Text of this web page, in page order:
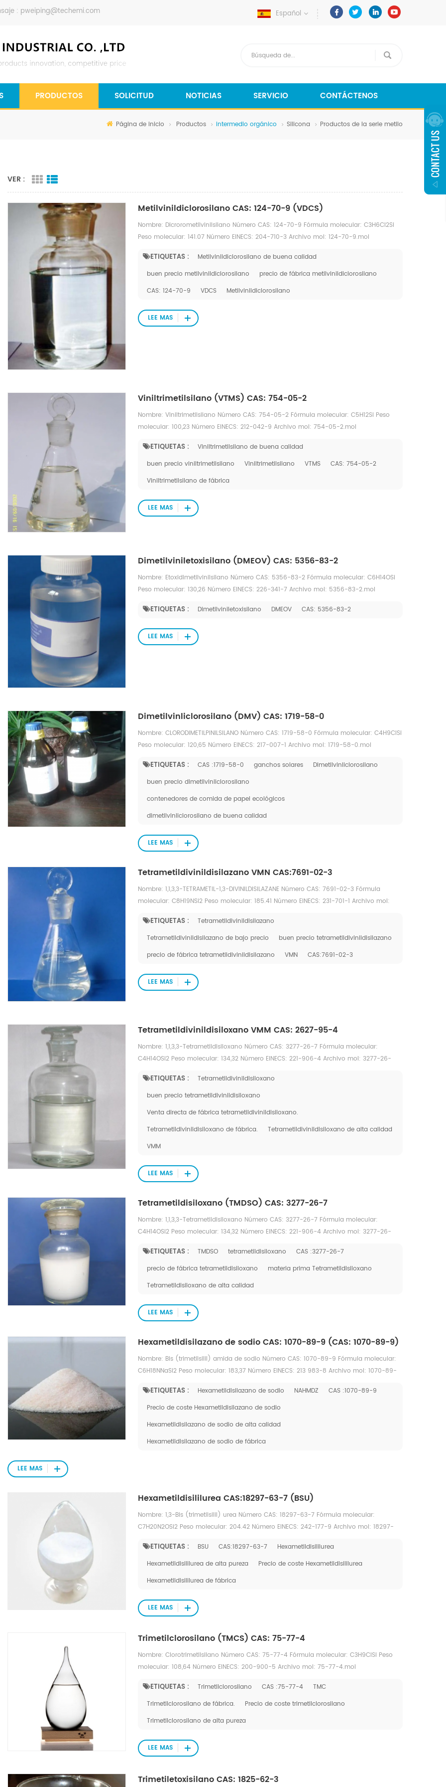
: pweiping@techemi.com Español
PRODUCTOS SOLICITUD NOTICIAS SERVICIO CONTÁCTENOS
Página de inicio Productos intermedio orgánico Silicona Productos de la serie metilo
VER :
Metilvinildiclorosilano CAS: 124-70-9 (VDCS)
Nombre: Dicrorometilvinilsilano Número CAS: 124-70-9 Fórmula molecular: C3H6Cl2Si
Peso molecular: 141.07 Número EINECS: 204-710-3 Archivo mol: 124-70-9.mol
ETIQUETAS :
Metilvinildiclorosilano de buena calidad
buen precio metilvinildiclorosilano
precio de fábrica metilvinildiclorosilano
CAS: 124-70-9
VDCS Metilvinildiclorosilano
LEE MAS
Viniltrimetilsilano (VTMS) CAS: 754-05-2
Nombre: Viniltrimetilsilano Número CAS: 754-05-2 Fórmula molecular: C5H12Si Peso
molecular: 100,23 Número EINECS: 212-042-9 Archivo mol: 754-05-2.mol
ETIQUETAS :
Viniltrimetilsilano de buena calidad
buen precio viniltrimetilsilano
Viniltrimetilsilano VTMS
CAS: 754-05-2
Viniltrimetilsilano de fábrica
LEE MAS
Dimetilviniletoxisilano (DMEOV) CAS: 5356-83-2
Nombre: Etoxidimetilvinilsilano Número CAS: 5356-83-2 Fórmula molecular: C6H14OSi
Peso molecular: 130,26 Número EINECS: 226-341-7 Archivo mol: 5356-83-2.mol
ETIQUETAS : Dimetilviniletoxisilano DMEOV CAS: 5356-83-2
LEE MAS
Dimetilvinliclorosilano (DMV) CAS: 1719-58-0
Nombre: CLORODIMETILPINILSILANO Número CAS: 1719-58-0 Fórmula molecular: C4H9ClSi
Peso molecular: 120,65 Número EINECS: 217-007-1 Archivo mol: 1719-58-0.mol
ETIQUETAS : CAS :1719-58-0 ganchos solares
Dimetilvinliclorosilano
buen precio dimetilvinliclorosilano
contenedores de comida de papel ecológicos
dimetilvinliclorosilano de buena calidad
LEE MAS
Tetrametildivinildisilazano VMN CAS:7691-02-3
Nombre: 1,1,3,3-TETRAMETIL-1,3-DIVINILDISILAZANE Número CAS: 7691-02-3 Fórmula
molecular: C8H19NSi2 Peso molecular: 185.41 Número EINECS: 231-701-1 Archivo mol:
ETIQUETAS :
Tetrametildivinildisilazano
Tetrametildivinildisilazano de bajo precio
buen precio tetrametildivinildisilazano
precio de fábrica tetrametildivinildisilazano
VMN CAS:7691-02-3
LEE MAS
Tetrametildivinildisiloxano VMM CAS: 2627-95-4
Nombre: 1,1,3,3-Tetrametildisiloxano Número CAS: 3277-26-7 Fórmula molecular:
C4H14OSi2 Peso molecular: 134,32 Número EINECS: 221-906-4 Archivo mol: 3277-26-
ETIQUETAS :
Tetrametildivinildisiloxano
buen precio tetrametildivinildisiloxano
Venta directa de fábrica tetrametildivinildisiloxano.
Tetrametildivinildisiloxano de fábrica.
Tetrametildivinildisiloxano de alta calidad
VMM
LEE MAS
Tetrametildisiloxano (TMDSO) CAS: 3277-26-7
Nombre: 1,1,3,3-Tetrametildisiloxano Número CAS: 3277-26-7 Fórmula molecular:
C4H14OSi2 Peso molecular: 134,32 Número EINECS: 221-906-4 Archivo mol: 3277-26-
ETIQUETAS : TMDSO tetrametildisiloxano
CAS :3277-26-7
precio de fábrica tetrametildisiloxano
materia prima Tetrametildisiloxano
Tetrametildisiloxano de alta calidad
LEE MAS
Hexametildisilazano de sodio CAS: 1070-89-9 (CAS: 1070-89-9)
Nombre: Bis (trimetilsilil) amida de sodio Número CAS: 1070-89-9 Fórmula molecular:
C6H18NNaSi2 Peso molecular: 183,37 Número EINECS: 213 983-8 Archivo mol: 1070-89-
ETIQUETAS : Hexametildisilazano de sodio NAHMDZ
CAS :1070-89-9
Precio de coste Hexametildisilazano de sodio
Hexametildisilazano de sodio de alta calidad
Hexametildisilazano de sodio de fábrica
LEE MAS
Hexametildisililurea CAS:18297-63-7 (BSU)
Nombre: 1,3-Bis (trimetilsilil) urea Número CAS: 18297-63-7 Fórmula molecular:
C7H20N2OSi2 Peso molecular: 204.42 Número EINECS: 242-177-9 Archivo mol: 18297-
ETIQUETAS : BSU CAS:18297-63-7
Hexametildisililurea
Hexametildisililurea de alta pureza
Precio de coste Hexametildisililurea
Hexametildisililurea de fábrica
LEE MAS
Trimetilclorosilano (TMCS) CAS: 75-77-4
Nombre: Clorotrimetilsilano Número CAS: 75-77-4 Fórmula molecular: C3H9ClSi Peso
molecular: 108,64 Número EINECS: 200-900-5 Archivo mol: 75-77-4.mol
ETIQUETAS : Trimetilclorosilano CAS :75-77-4
TMC
Trimetilclorosilano de fábrica.
Precio de coste trimetilclorosilano
Trimetilclorosilano de alta pureza
LEE MAS
Trimetiletoxisilano CAS: 1825-62-3